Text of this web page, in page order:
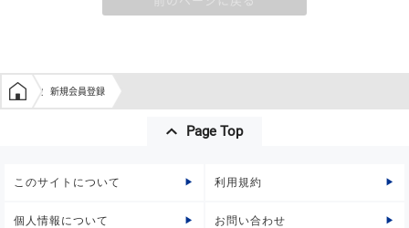
学生の窓口トップ
新規会員登録
Page Top
このサイトについて 利用規約
個人情報について お問い合わせ